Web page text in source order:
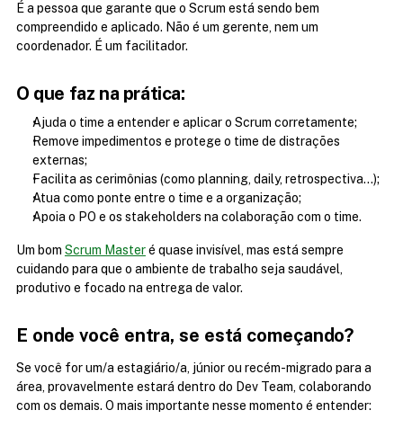
É a pessoa que garante que o Scrum está sendo bem
compreendido e aplicado. Não é um gerente, nem um
coordenador. É um facilitador.
O que faz na prática:
Ajuda o time a entender e aplicar o Scrum corretamente;
Remove impedimentos e protege o time de distrações
externas;
Facilita as cerimônias (como planning, daily, retrospectiva...);
Atua como ponte entre o time e a organização;
Apoia o PO e os stakeholders na colaboração com o time.
Um bom Scrum Master é quase invisível, mas está sempre
cuidando para que o ambiente de trabalho seja saudável,
produtivo e focado na entrega de valor.
E onde você entra, se está começando?
Se você for um/a estagiário/a, júnior ou recém-migrado para a
área, provavelmente estará dentro do Dev Team, colaborando
com os demais. O mais importante nesse momento é entender: